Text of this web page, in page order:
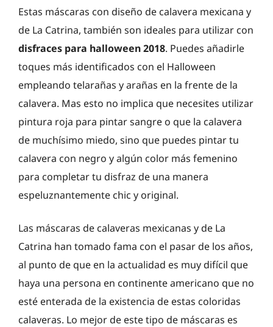
Estas máscaras con diseño de calavera mexicana y
de La Catrina, también son ideales para utilizar con
disfraces para halloween 2018. Puedes añadirle
toques más identificados con el Halloween
empleando telarañas y arañas en la frente de la
calavera. Mas esto no implica que necesites utilizar
pintura roja para pintar sangre o que la calavera
de muchísimo miedo, sino que puedes pintar tu
calavera con negro y algún color más femenino
para completar tu disfraz de una manera
espeluznantemente chic y original.
Las máscaras de calaveras mexicanas y de La
Catrina han tomado fama con el pasar de los años,
al punto de que en la actualidad es muy difícil que
haya una persona en continente americano que no
esté enterada de la existencia de estas coloridas
calaveras. Lo mejor de este tipo de máscaras es